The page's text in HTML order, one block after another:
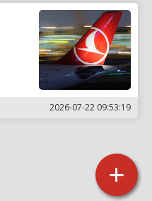
2026-07-22 09:53:19